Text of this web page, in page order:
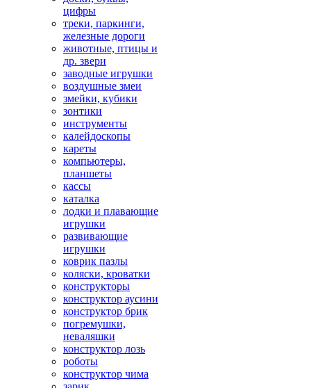
цифры
треки, паркинги,
железные дороги
животные, птицы и
др. звери
заводные игрушки
воздушные змеи
змейки, кубики
зонтики
инструменты
калейдоскопы
кареты
компьютеры,
планшеты
кассы
каталка
лодки и плавающие
игрушки
развивающие
игрушки
коврик пазлы
коляски, кроватки
конструкторы
конструктор аусини
конструктор брик
погремушки,
неваляшки
конструктор лозь
роботы
конструктор чима